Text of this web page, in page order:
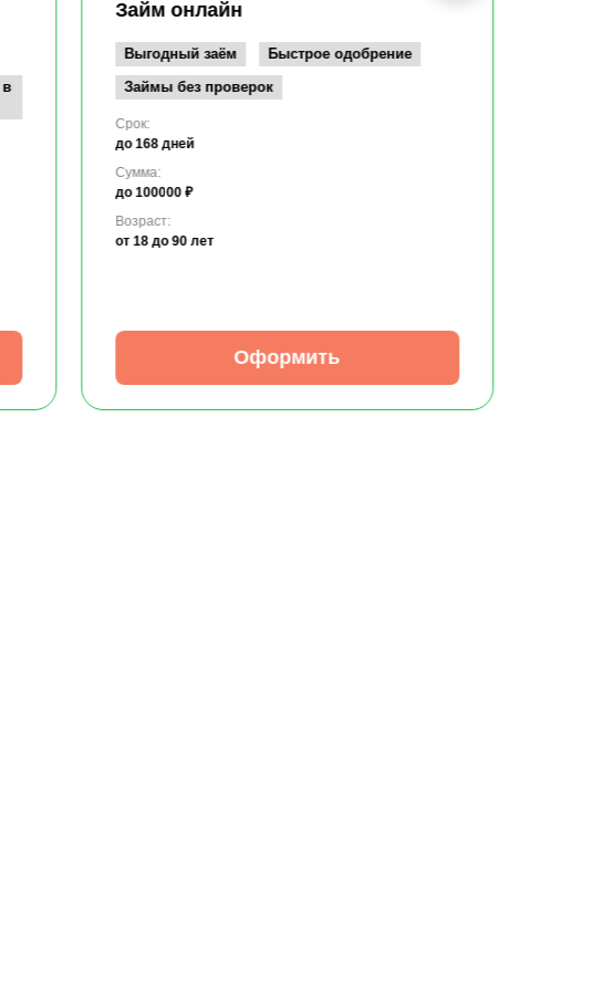
в
Займ онлайн
Выгодный заём
Быстрое одобрение
Займы без проверок
Срок:
до 168 дней
Сумма:
до 100000 ₽
Возраст:
от 18 до 90 лет
Оформить